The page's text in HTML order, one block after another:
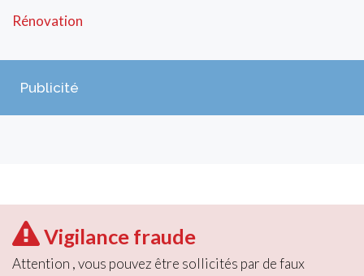
Rénovation
Publicité
Vigilance fraude
Attention , vous pouvez être sollicités par de faux